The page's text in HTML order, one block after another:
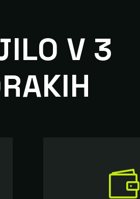
V 3
